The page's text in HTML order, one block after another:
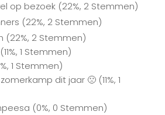
op bezoek (22%, 2 Stemmen)
(22%, 2 Stemmen)
(22%, 2 Stemmen)
(11%, 1 Stemmen)
1 Stemmen)
dit jaar 🙁 (11%, 1
(0%, 0 Stemmen)